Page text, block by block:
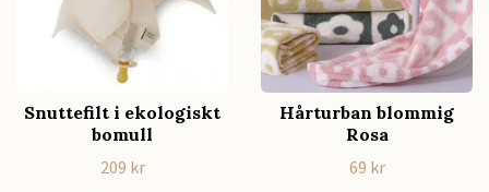
Snuttefilt i ekologiskt
bomull
209 kr
Hårturban blommig
Rosa
69 kr